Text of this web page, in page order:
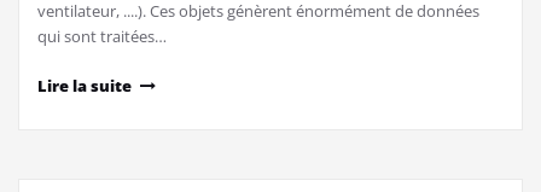
ventilateur, ....). Ces objets génèrent énormément de données
qui sont traitées…
Lire la suite